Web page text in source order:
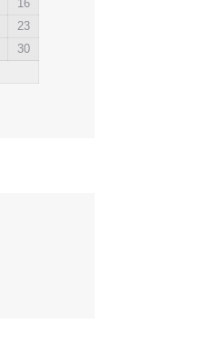
16
23
30